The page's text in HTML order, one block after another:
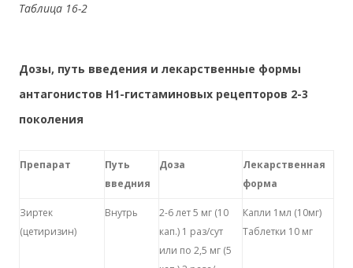
Таблица 16-2
Дозы, путь введения и лекарственные формы
антагонистов Н1-гистаминовых рецепторов 2-3
поколения
Препарат
Путь
введния
Доза
Лекарственная
форма
Зиртек
(цетиризин)
Внутрь
2-6 лет 5 мг (10
кап.) 1 раз/сут
или по 2,5 мг (5
Капли 1мл (10мг)
Таблетки 10 мг